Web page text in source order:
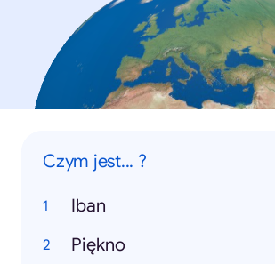
Czym jest... ?
Iban
Piękno